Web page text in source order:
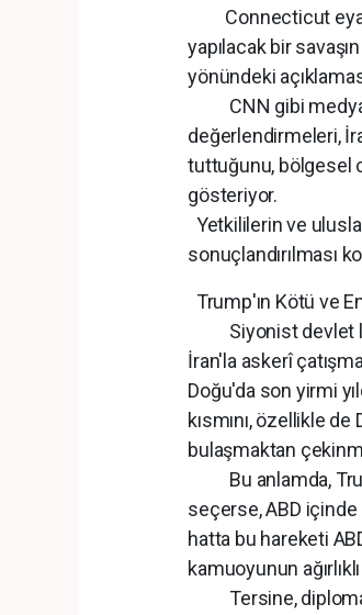
Connecticut
yapılacak bir
yönündeki
CNN gibi medya
değerlendirmeleri,
tuttuğunu, bölgesel
gösteriyor.
Yetkililerin ve
sonuçlandırılması
Trump'ın Kötü ve
Siyonist devlet
İran'la askerî
Doğu'da son yirmi
kısmını, özellikle
bulaşmaktan
Bu anlamda,
seçerse, ABD içinde
hatta bu hareketi
kamuoyunun
Tersine,